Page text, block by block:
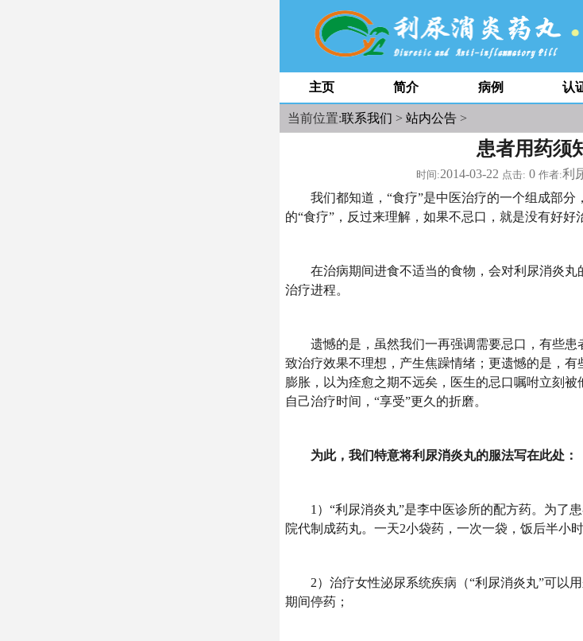
主页 简介 病例 认
当前位置:联系我们 > 站内公告 >
患者用药须
时间:2014-03-22 点击: 0 作者:利
我们都知道，“食疗”是中医治疗的一个组成部分
的“食疗”，反过来理解，如果不忌口，就是没有好好
在治病期间进食不适当的食物，会对利尿消炎丸
治疗进程。
遗憾的是，虽然我们一再强调需要忌口，有些患
致治疗效果不理想，产生焦躁情绪；更遗憾的是，
膨胀，以为痊愈之期不远矣，医生的忌口嘱咐立刻
自己治疗时间，“享受”更久的折磨。
为此，我们特意将利尿消炎丸的服法写在此处：
1）“利尿消炎丸”是李中医诊所的配方药。为了患
院代制成药丸。一天2小袋药，一次一袋，饭后半小
2）治疗女性泌尿系统疾病（“利尿消炎丸”可以用
期间停药；